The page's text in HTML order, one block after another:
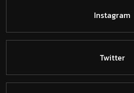
Instagram
Twitter